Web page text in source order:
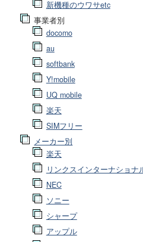
新機種のウワサetc
事業者別
docomo
au
softbank
Y!mobile
UQ mobile
楽天
SIMフリー
メーカー別
楽天
リンクスインターナショナ
NEC
ソニー
シャープ
アップル